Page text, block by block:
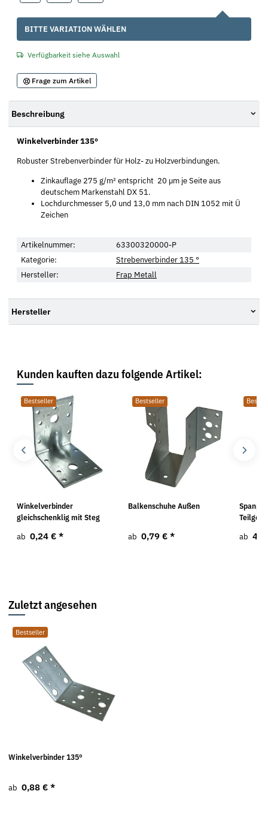
x
BITTE VARIATION WÄHLEN
Verfügbarkeit siehe Auswahl
Frage zum Artikel
Beschreibung
Winkelverbinder 135°
Robuster Strebenverbinder für Holz- zu Holzverbindungen.
Zinkauflage 275 g/m² entspricht 20 µm je Seite aus
deutschem Markenstahl DX 51.
Lochdurchmesser 5,0 und 13,0 mm nach DIN 1052 mit Ü
Zeichen
Artikelnummer:
63300320000-P
Kategorie:
Strebenverbinder 135 °
Hersteller:
Frap Metall
Hersteller
Kunden kauften dazu folgende Artikel:
Bestseller
Winkelverbinder
gleichschenklig mit Steg
ab 0,24 € *
Bestseller
Balkenschuhe Außen
ab 0,79 € *
ab
Zuletzt angesehen
Bestseller
Winkelverbinder 135°
ab 0,88 € *